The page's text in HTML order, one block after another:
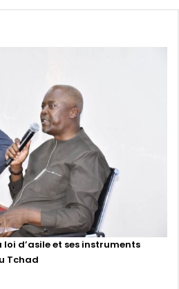
d’asile et ses instruments
Tchad